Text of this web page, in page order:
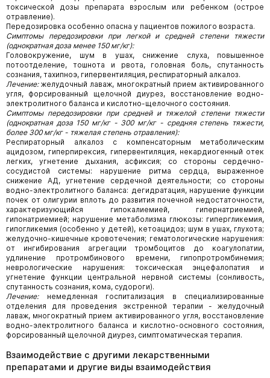
токсической дозы препарата взрослым или ребенком (острое
отравление).
Передозировка особенно опасна у пациентов пожилого возраста.
Симптомы передозировки при легкой и средней степени тяжести
(однократная доза менее 150 мг/кг):
Головокружение, шум в ушах, снижение слуха, повышенное
потоотделение, тошнота и рвота, головная боль, спутанность
сознания, тахипноэ, гипервентиляция, респираторный алкалоз.
Лечение:желудочный лаваж, многократный прием активированного
угля, форсированный щелочной диурез, восстановление водно-
электролитного баланса и кислотно-щелочного состояния.
Симптомы передозировки при средней и тяжелой степени тяжести
(однократная доза 150 мг/кг - 300 мг/кг - средняя степень тяжести,
более 300 мг/кг - тяжелая степень отравления):
Респираторный алкалоз с компенсаторным метаболическим
ацидозом, гиперпирексия, гипервентиляция, некардиогенный отек
легких, угнетение дыхания, асфиксия; со стороны сердечно-
сосудистой системы: нарушение ритма сердца, выраженное
снижение АД, угнетение сердечной деятельности; со стороны
водно-электролитного баланса: дегидратация, нарушение функции
почек от олигурии вплоть до развития почечной недостаточности,
характеризующийся гипокалиемией, гипернатриемией,
гипонатриемией; нарушение метаболизма глюкозы: гипергликемия,
гипогликемия (особенно у детей), кетоацидоз; шум в ушах, глухота;
желудочно-кишечные кровотечения; гематологические нарушения:
от ингибирования агрегации тромбоцитов до коагулопатии,
удлинение протромбинового времени, гипопротромбинемия;
неврологические нарушения: токсическая энцефалопатия и
угнетение функции центральной нервной системы (сонливость,
спутанность сознания, кома, судороги).
Лечение:немедленная госпитализация в специализированные
отделения для проведения экстренной терапии - желудочный
лаваж, многократный прием активированного угля, восстановление
водно-электролитного баланса и кислотно-основного состояния,
форсированный щелочной диурез, симптоматическая терапия.
Взаимодействие с другими лекарственными
препаратами и другие виды взаимодействия